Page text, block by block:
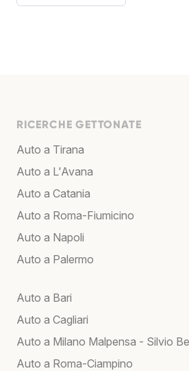
RICERCHE GETTONATE
Auto a Tirana
Auto a L'Avana
Auto a Catania
Auto a Roma-Fiumicino
Auto a Napoli
Auto a Palermo
Auto a Bari
Auto a Cagliari
Auto a Milano Malpensa - Silvio
Auto a Roma-Ciampino